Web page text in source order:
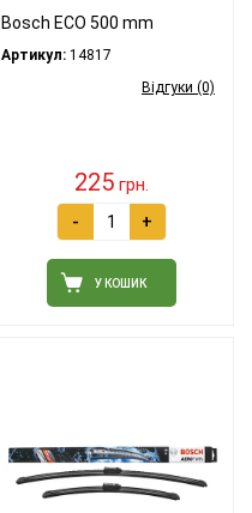
Bosch ECO 500 mm
Артикул: 14817
Відгуки (0)
225грн.
- +
У КОШИК